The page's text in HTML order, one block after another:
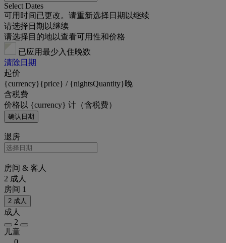
Select Dates
可用时间已更改。请重新选择日期以继续
请选择日期以继续
请选择目的地以查看可用性和价格
已应用最少入住晚数
清除日期
起价
{currency}{price} / {nightsQuantity}晚
含税费
价格以 {currency} 计（含税费）
确认日期
退房
房间 & 客人
2 成人
房间 1
2 成人
成人
2
儿童